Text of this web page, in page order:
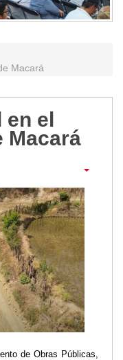
Macará
el
Macará
de Obras Públicas,